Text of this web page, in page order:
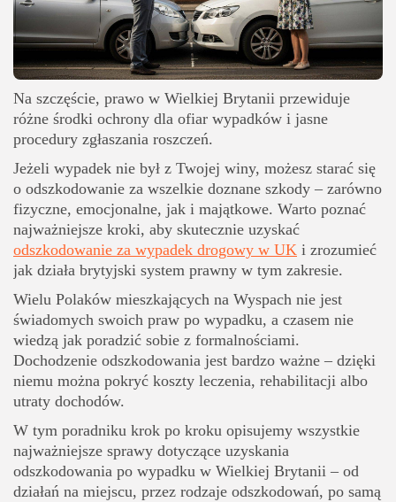
Na szczęście, prawo w Wielkiej Brytanii przewiduje
różne środki ochrony dla ofiar wypadków i jasne
procedury zgłaszania roszczeń.
Jeżeli wypadek nie był z Twojej winy, możesz starać się
o odszkodowanie za wszelkie doznane szkody – zarówno
fizyczne, emocjonalne, jak i majątkowe. Warto poznać
najważniejsze kroki, aby skutecznie uzyskać
odszkodowanie za wypadek drogowy w UK i zrozumieć
jak działa brytyjski system prawny w tym zakresie.
Wielu Polaków mieszkających na Wyspach nie jest
świadomych swoich praw po wypadku, a czasem nie
wiedzą jak poradzić sobie z formalnościami.
Dochodzenie odszkodowania jest bardzo ważne – dzięki
niemu można pokryć koszty leczenia, rehabilitacji albo
utraty dochodów.
W tym poradniku krok po kroku opisujemy wszystkie
najważniejsze sprawy dotyczące uzyskania
odszkodowania po wypadku w Wielkiej Brytanii – od
działań na miejscu, przez rodzaje odszkodowań, po samą
Ile trwa wypłata odszkodowania?
Typowe błędy po wypadku - jak ich uniknąć?
Pomoc prawna dla Polaków po wypadku drogowym w UK
Bezpłatne konsultacje i wycena sprawy po polsku